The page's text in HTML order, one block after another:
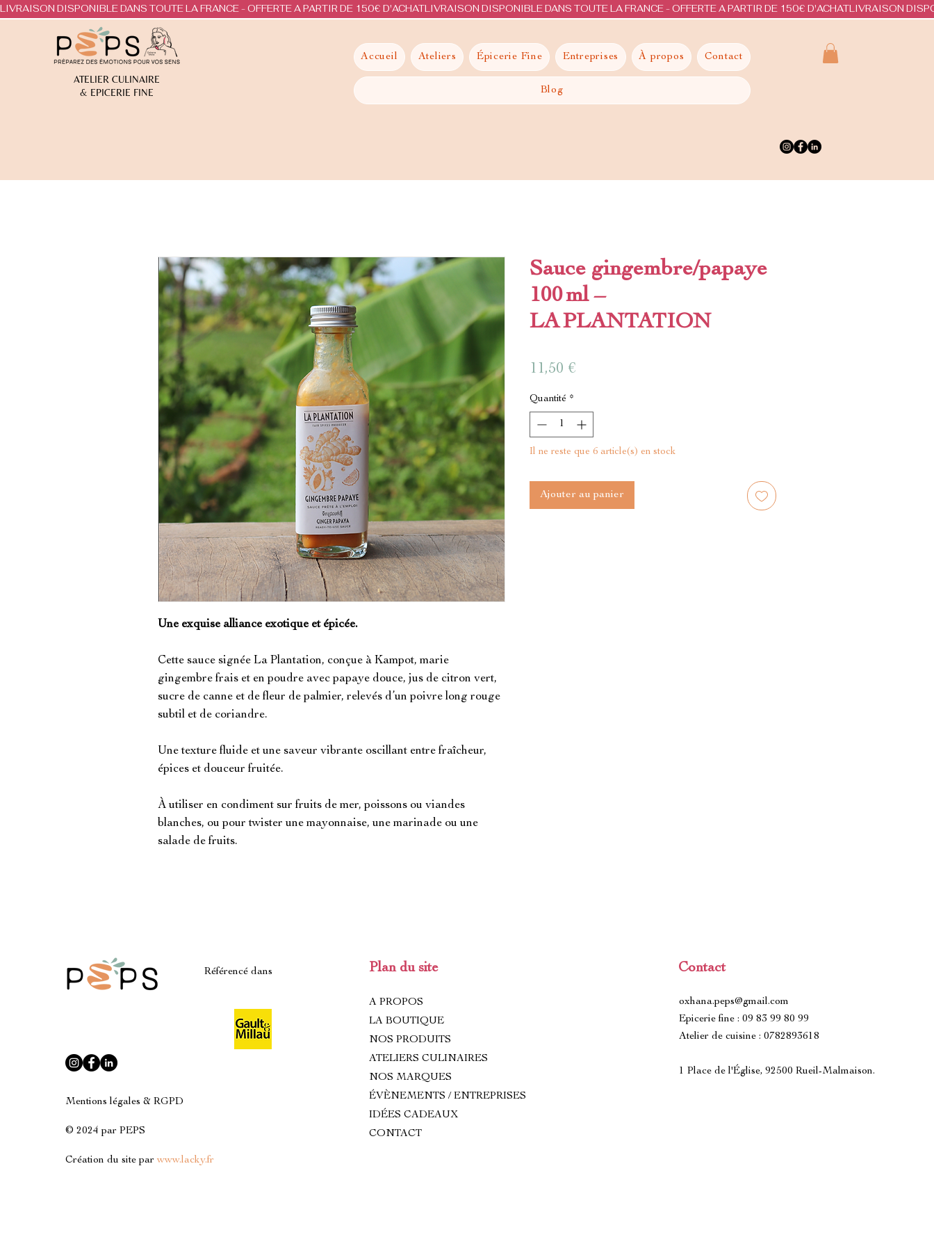
LIVRAISON DISPONIBLE DANS TOUTE LA FRANCE - OFFERTE A PARTIR DE 150€ D'ACHAT
ATELIER CULINAIRE
& EPICERIE FINE
Accueil Ateliers Épicerie Fine Entreprises À propos Contact
Blog
Une exquise alliance exotique et épicée.
Cette sauce signée La Plantation, conçue à Kampot, marie
gingembre frais et en poudre avec papaye douce, jus de citron vert,
sucre de canne et de fleur de palmier, relevés d’un poivre long rouge
subtil et de coriandre.
Une texture fluide et une saveur vibrante oscillant entre fraîcheur,
épices et douceur fruitée.
À utiliser en condiment sur fruits de mer, poissons ou viandes
blanches, ou pour twister une mayonnaise, une marinade ou une
salade de fruits.
Sauce gingembre/papaye
100 ml –
LA PLANTATION
11,50 €Prix
Quantité *
Il ne reste que 6 article(s) en stock
Ajouter au panier
Référencé dans
Mentions légales & RGPD
© 2024 par PEPS
Création du site par www.lacky.fr
Plan du site
A PROPOS
LA BOUTIQUE
NOS PRODUITS
ATELIERS CULINAIRES
NOS MARQUES
ÉVÈNEMENTS / ENTREPRISES
IDÉES CADEAUX
CONTACT
Contact
oxhana.peps@gmail.com
Epicerie fine : 09 83 99 80 99
Atelier de cuisine : 0782893618
1 Place de l'Église, 92500 Rueil-Malmaison.